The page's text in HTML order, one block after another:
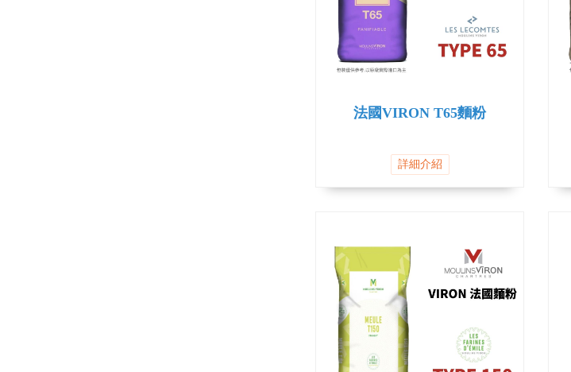
法國VIRON T65麵粉
詳細介紹